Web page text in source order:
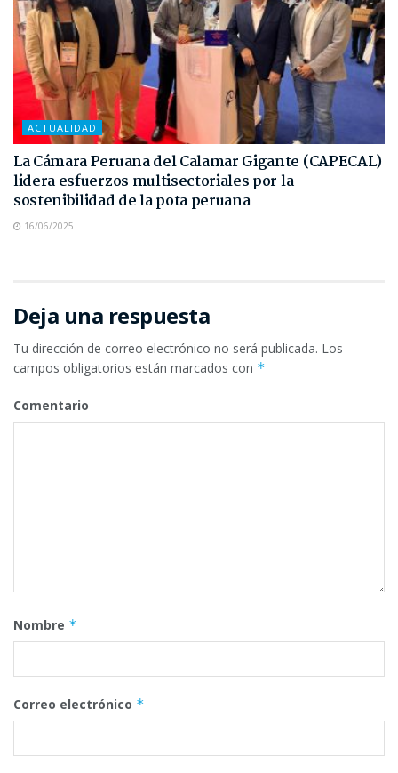
ACTUALIDAD
La Cámara Peruana del Calamar Gigante (CAPECAL)
lidera esfuerzos multisectoriales por la
sostenibilidad de la pota peruana
16/06/2025
Deja una respuesta
Tu dirección de correo electrónico no será publicada. Los
campos obligatorios están marcados con *
Comentario
Nombre *
Correo electrónico *